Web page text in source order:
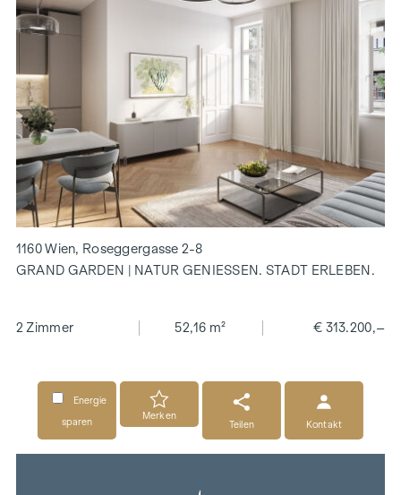
1160 Wien, Roseggergasse 2-8
GRAND GARDEN | NATUR GENIESSEN. STADT ERLEBEN.
2 Zimmer 52,16 m² € 313.200,–
Energie
sparen
Merken
Teilen
Kontakt